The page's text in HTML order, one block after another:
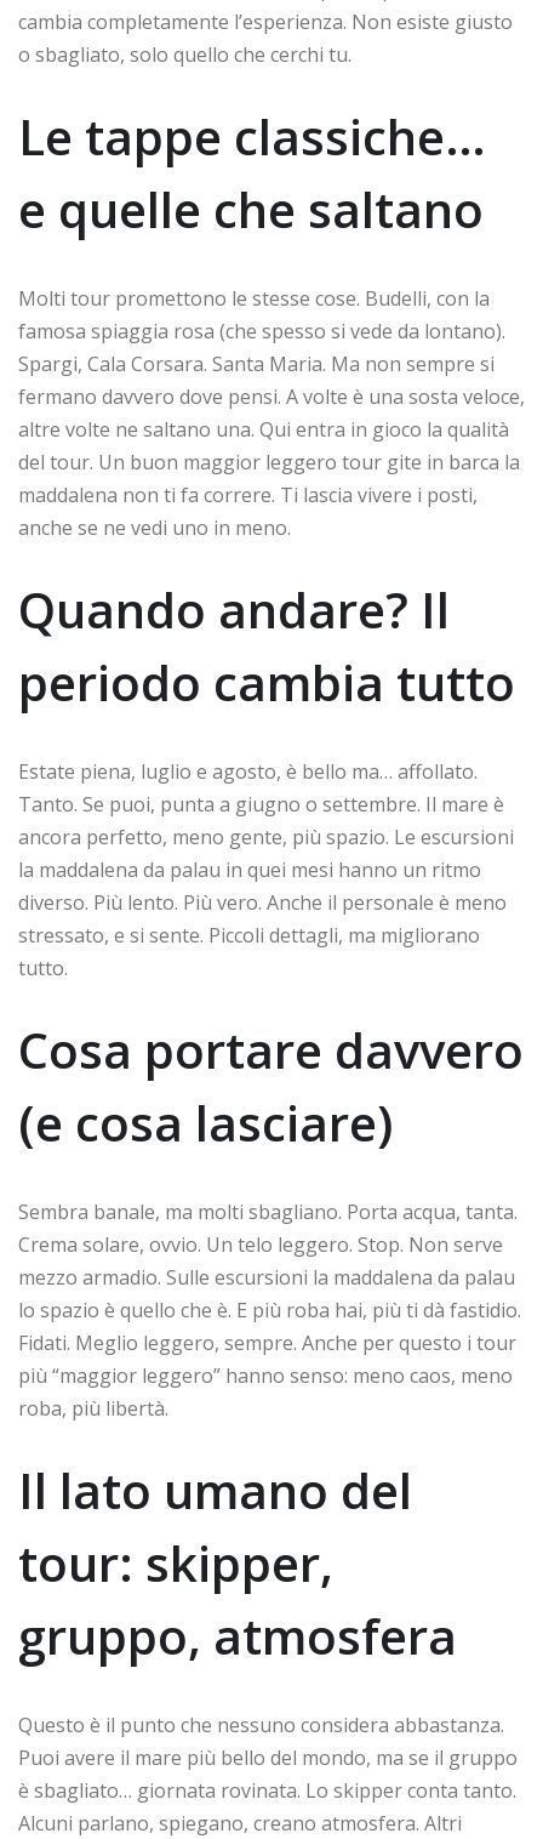
cambia completamente l’esperienza. Non esiste giusto
o sbagliato, solo quello che cerchi tu.
Le tappe classiche…
e quelle che saltano
Molti tour promettono le stesse cose. Budelli, con la
famosa spiaggia rosa (che spesso si vede da lontano).
Spargi, Cala Corsara. Santa Maria. Ma non sempre si
fermano davvero dove pensi. A volte è una sosta veloce,
altre volte ne saltano una. Qui entra in gioco la qualità
del tour. Un buon maggior leggero tour gite in barca la
maddalena non ti fa correre. Ti lascia vivere i posti,
anche se ne vedi uno in meno.
Quando andare? Il
periodo cambia tutto
Estate piena, luglio e agosto, è bello ma… affollato.
Tanto. Se puoi, punta a giugno o settembre. Il mare è
ancora perfetto, meno gente, più spazio. Le escursioni
la maddalena da palau in quei mesi hanno un ritmo
diverso. Più lento. Più vero. Anche il personale è meno
stressato, e si sente. Piccoli dettagli, ma migliorano
tutto.
Cosa portare davvero
(e cosa lasciare)
Sembra banale, ma molti sbagliano. Porta acqua, tanta.
Crema solare, ovvio. Un telo leggero. Stop. Non serve
mezzo armadio. Sulle escursioni la maddalena da palau
lo spazio è quello che è. E più roba hai, più ti dà fastidio.
Fidati. Meglio leggero, sempre. Anche per questo i tour
più “maggior leggero” hanno senso: meno caos, meno
roba, più libertà.
Il lato umano del
tour: skipper,
gruppo, atmosfera
Questo è il punto che nessuno considera abbastanza.
Puoi avere il mare più bello del mondo, ma se il gruppo
è sbagliato… giornata rovinata. Lo skipper conta tanto.
Alcuni parlano, spiegano, creano atmosfera. Altri